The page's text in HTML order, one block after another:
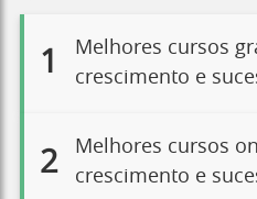
1
Melhores cursos
crescimento e
2
Melhores cursos
crescimento e